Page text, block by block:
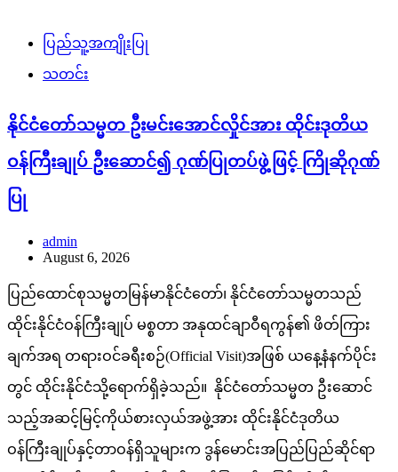
ပြည်သူ့အကျိုးပြု
သတင်း
နိုင်ငံတော်သမ္မတ ဦးမင်းအောင်လှိုင်အား ထိုင်းဒုတိယ
ဝန်ကြီးချုပ် ဦးဆောင်၍ ဂုဏ်ပြုတပ်ဖွဲ့ဖြင့် ကြိုဆိုဂုဏ်
ပြု
admin
August 6, 2026
ပြည်ထောင်စုသမ္မတမြန်မာနိုင်ငံတော်၊ နိုင်ငံတော်သမ္မတသည်
ထိုင်းနိုင်ငံဝန်ကြီးချုပ် မစ္စတာ အနုထင်ချာဝီရကွန်၏ ဖိတ်ကြား
ချက်အရ တရားဝင်ခရီးစဉ်(Official Visit)အဖြစ် ယနေ့နံနက်ပိုင်း
တွင် ထိုင်းနိုင်ငံသို့ရောက်ရှိခဲ့သည်။ နိုင်ငံတော်သမ္မတ ဦးဆောင်
သည့်အဆင့်မြင့်ကိုယ်စားလှယ်အဖွဲ့အား ထိုင်းနိုင်ငံဒုတိယ
ဝန်ကြီးချုပ်နှင့်တာဝန်ရှိသူများက ဒွန်မောင်းအပြည်ပြည်ဆိုင်ရာ